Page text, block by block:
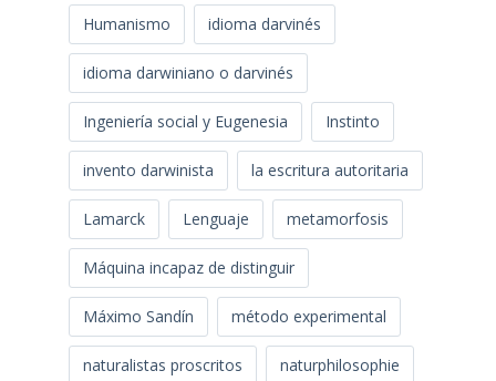
Humanismo idioma darvinés
idioma darwiniano o darvinés
Ingeniería social y Eugenesia Instinto
invento darwinista la escritura autoritaria
Lamarck Lenguaje metamorfosis
Máquina incapaz de distinguir
Máximo Sandín método experimental
naturalistas proscritos naturphilosophie